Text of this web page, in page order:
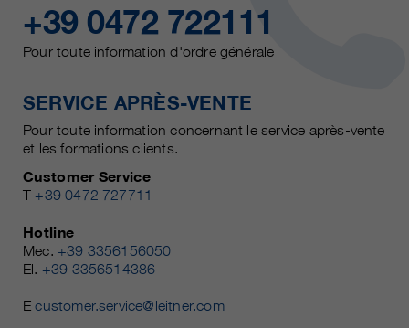
+39 0472 722111
Pour toute information d'ordre générale
SERVICE APRÈS-VENTE
Pour toute information concernant le service après-vente
et les formations clients.
Customer Service
T +39 0472 727711
Hotline
Mec. +39 3356156050
El. +39 3356514386
Ecustomer.service@leitner.com